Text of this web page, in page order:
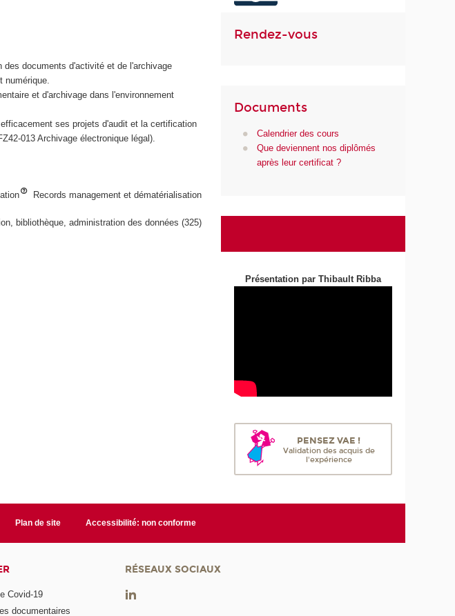
des documents d'activité et de l'archivage
numérique.
et d'archivage dans l'environnement
ses projets d'audit et la certification
013 Archivage électronique légal).
Records management et dématérialisation
bibliothèque, administration des données (325)
Rendez-vous
Documents
Calendrier des cours
Que deviennent nos diplômés
après leur certificat ?
Présentation par Thibault Ribba
PENSEZ VAE !
Validation des acquis de
l'expérience
Plan de site Accessibilité: non conforme
Covid-19
documentaires
RÉSEAUX SOCIAUX